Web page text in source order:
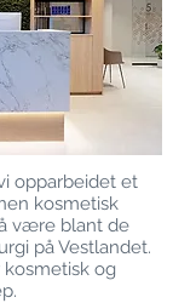
opparbeidet et
kosmetisk
være blant de
på Vestlandet.
og